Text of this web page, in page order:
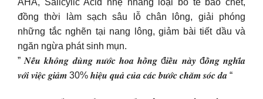
AHA, Salicylic Acid nhẹ nhàng loại bỏ tế bào chết,
đồng thời làm sạch sâu lỗ chân lông, giải phóng
những tắc nghẽn tại nang lông, giảm bài tiết dầu và
ngăn ngừa phát sinh mụn.
” 𝑵𝒆̂́𝒖 𝒌𝒉𝒐̂𝒏𝒈 𝒅𝒖̀𝒏𝒈 𝒏𝒖̛𝒐̛́𝒄 𝒉𝒐𝒂 𝒉𝒐̂̀𝒏𝒈 đ𝒊𝒆̂̀𝒖 𝒏𝒂̀𝒚 đ𝒐̂̀𝒏𝒈 𝒏𝒈𝒉𝒊̃𝒂
𝒗𝒐̛́𝒊 𝒗𝒊𝒆̣̂𝒄 𝒈𝒊𝒂̉𝒎 30% 𝒉𝒊𝒆̣̂𝒖 𝒒𝒖𝒂̉ 𝒄𝒖̉𝒂 𝒄𝒂́𝒄 𝒃𝒖̛𝒐̛́𝒄 𝒄𝒉𝒂̆𝒎 𝒔𝒐́𝒄 𝒅𝒂 “